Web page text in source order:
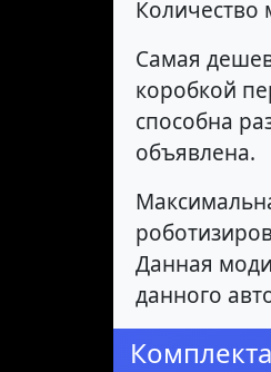
Количество
Самая
коробкой
способна
объявлена.
Данная
данного